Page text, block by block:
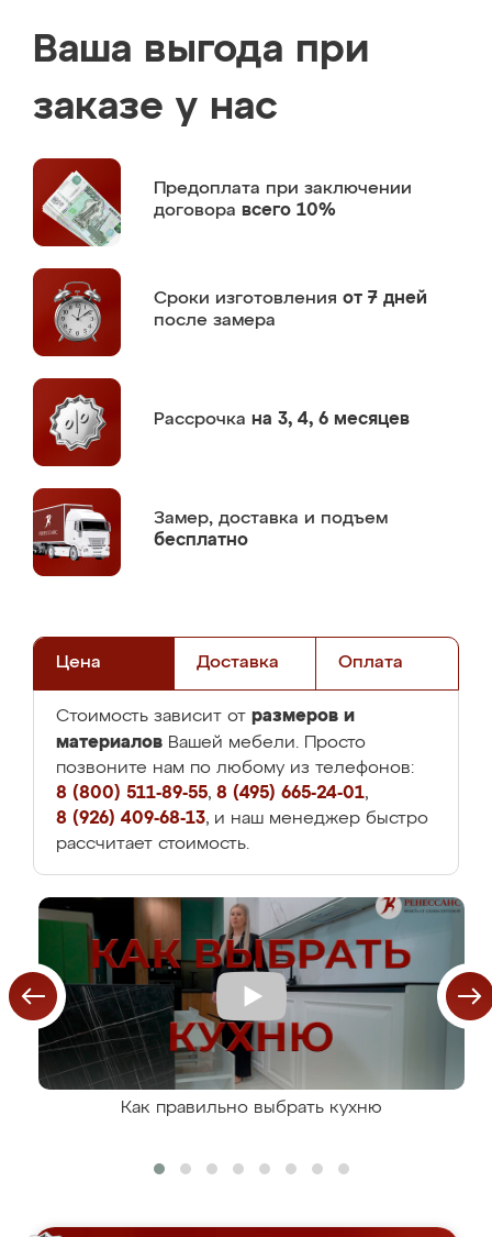
Ваша выгода при
заказе у нас
Предоплата при заключении
договора всего 10%
Сроки изготовления от 7 дней
после замера
Рассрочка на 3, 4, 6 месяцев
Замер, доставка и подъем
бесплатно
Цена Доставка Оплата
Стоимость зависит от размеров и
материалов Вашей мебели. Просто
позвоните нам по любому из телефонов:
8 (800) 511-89-55, 8 (495) 665-24-01,
8 (926) 409-68-13, и наш менеджер быстро
рассчитает стоимость.
Как правильно выбрать кухню